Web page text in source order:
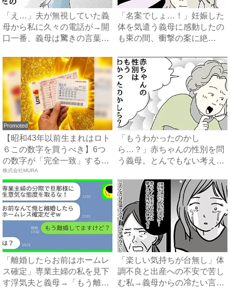
「え…」夫が無視していた義
母から私に久々の電話が→開
口一番、義母は驚きの言葉
「名案でしょ…！」妊娠した
体を気遣う義母に感動したの
も束の間、衝撃の案に絶
Promoted
【昭和43年以前生まれはロト
６この数字を買うべき】6つ
の数字が「完全一致」する
方...
株式会社MURA
「もうわかったのかし
ら…？」赤ちゃんの性別を問
う義母。とんでもない考えが
「離婚したらお前はホームレ
ス確定」専業主婦の私を見下
す浮気夫と義母→「もう離婚
「楽しい気持ちが台無し」体
調不良と出産への不安で苦し
む私→義母からの冷たい言葉